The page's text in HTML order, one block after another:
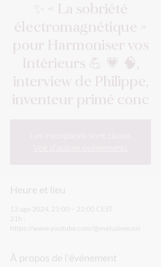
✨ « La sobriété
électromagnétique »
pour Harmoniser vos
Intérieurs 💪 💗 🧠,
interview de Philippe,
inventeur primé conc
Heure et lieu
13 ago 2024, 21:00 – 22:00 CEST
21h :
https://www.youtube.com/@melusinecosi
À propos de l'événement